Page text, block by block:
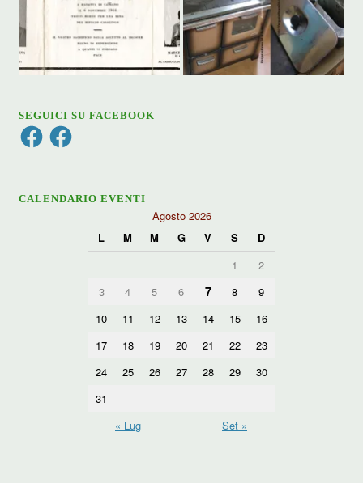
SEGUICI SU FACEBOOK
FacebookFacebook
CALENDARIO EVENTI
Agosto 2026
L
M M G V S
D
1
2
3
4 5 6 7 8
9
10
11 12 13 14 15
16
17
18 19 20 21 22
23
24
25 26 27 28 29
30
31
« Lug
Set »